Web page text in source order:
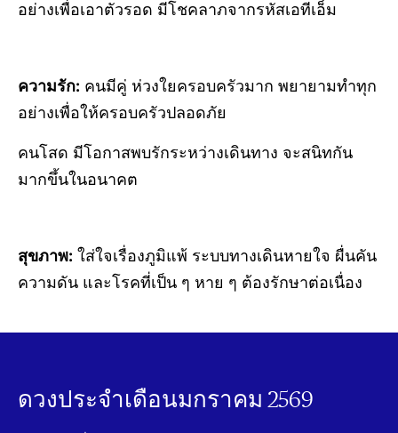
อย่างเพื่อเอาตัวรอด มีโชคลาภจากรหัสเอทีเอ็ม
ความรัก: คนมีคู่ ห่วงใยครอบครัวมาก พยายามทำทุก
อย่างเพื่อให้ครอบครัวปลอดภัย
คนโสด มีโอกาสพบรักระหว่างเดินทาง จะสนิทกัน
มากขึ้นในอนาคต
สุขภาพ: ใส่ใจเรื่องภูมิแพ้ ระบบทางเดินหายใจ ผื่นคัน
ความดัน และโรคที่เป็น ๆ หาย ๆ ต้องรักษาต่อเนื่อง
ดวงประจำเดือนมกราคม 2569